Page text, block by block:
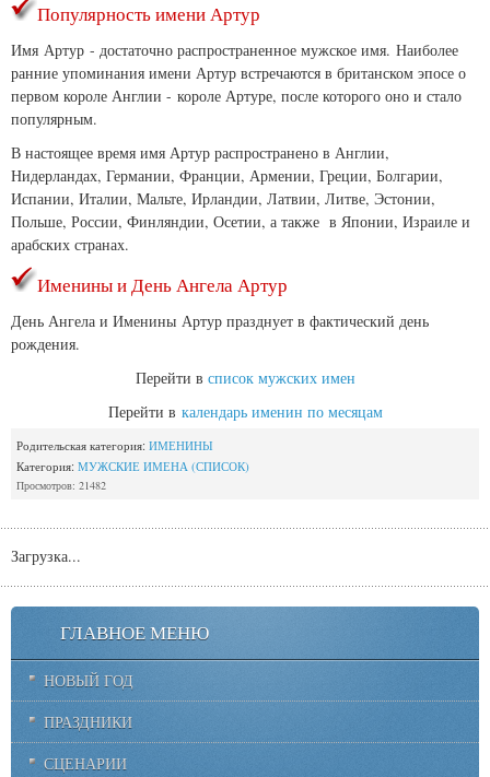
Популярность имени Артур
Имя Артур - достаточно распространенное мужское имя. Наиболее
ранние упоминания имени Артур встречаются в британском эпосе о
первом короле Англии - короле Артуре, после которого оно и стало
популярным.
В настоящее время имя Артур распространено в Англии,
Нидерландах, Германии, Франции, Армении, Греции, Болгарии,
Испании, Италии, Мальте, Ирландии, Латвии, Литве, Эстонии,
Польше, России, Финляндии, Осетии, а также в Японии, Израиле и
арабских странах.
Именины и День Ангела Артур
День Ангела и Именины Артур празднует в фактический день
рождения.
Перейти в список мужских имен
Перейти в календарь именин по месяцам
Родительская категория: ИМЕНИНЫ
Категория: МУЖСКИЕ ИМЕНА (СПИСОК)
Просмотров: 21482
Загрузка...
ГЛАВНОЕ МЕНЮ
НОВЫЙ ГОД
ПРАЗДНИКИ
СЦЕНАРИИ